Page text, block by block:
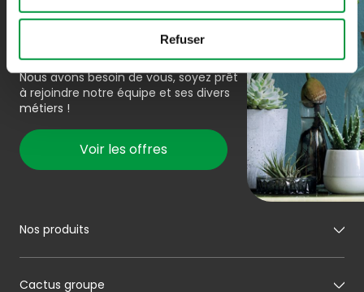
Refuser
Rejoindre l’équipe
Nous avons besoin de vous, soyez prêt
à rejoindre notre équipe et ses divers
métiers !
Voir les offres
Nos produits
Mon boucher
Cactus groupe